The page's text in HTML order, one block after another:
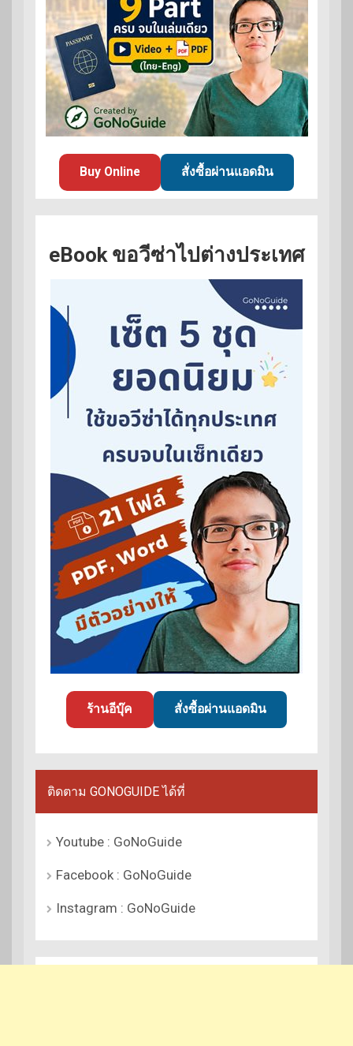
Buy Online สั่งซื้อผ่านแอดมิน
eBook ขอวีซ่าไปต่างประเทศ
ร้านอีบุ๊ค สั่งซื้อผ่านแอดมิน
ติดตาม GONOGUIDE ได้ที่
Youtube : GoNoGuide
Facebook : GoNoGuide
Instagram : GoNoGuide